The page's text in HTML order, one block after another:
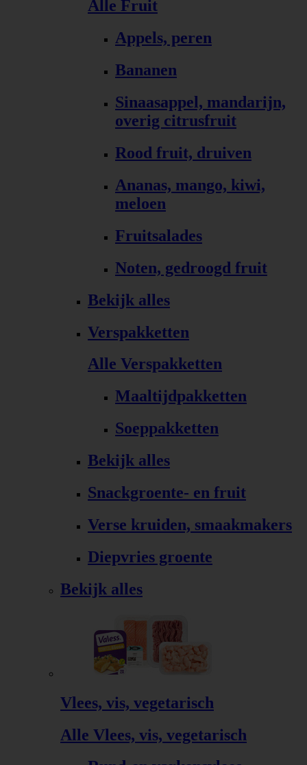
Alle Fruit
Appels, peren
Bananen
Sinaasappel, mandarijn,
overig citrusfruit
Rood fruit, druiven
Ananas, mango, kiwi,
meloen
Fruitsalades
Noten, gedroogd fruit
Bekijk alles
Verspakketten
Alle Verspakketten
Maaltijdpakketten
Soeppakketten
Bekijk alles
Snackgroente- en fruit
Verse kruiden, smaakmakers
Diepvries groente
Bekijk alles
Vlees, vis, vegetarisch
Alle Vlees, vis, vegetarisch